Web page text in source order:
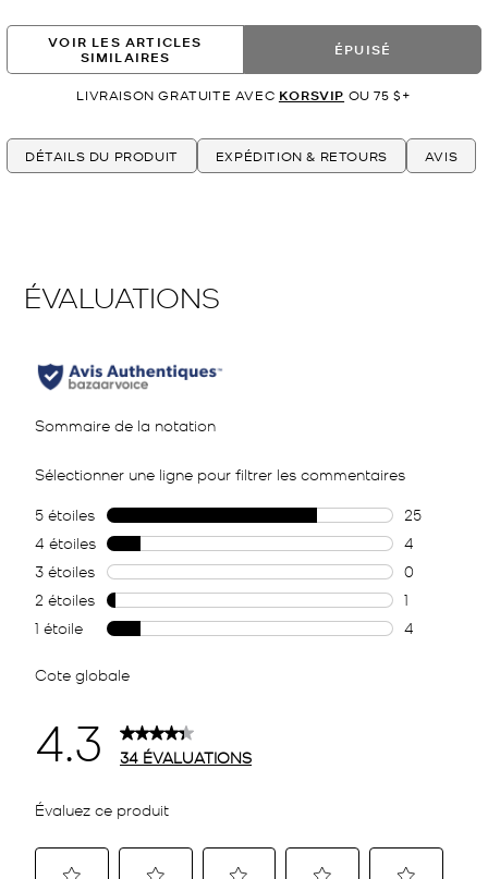
VOIR LES ARTICLES
SIMILAIRES
ÉPUISÉ
LIVRAISON GRATUITE AVEC KORSVIP OU 75 $+
DÉTAILS DU PRODUIT EXPÉDITION & RETOURS AVIS